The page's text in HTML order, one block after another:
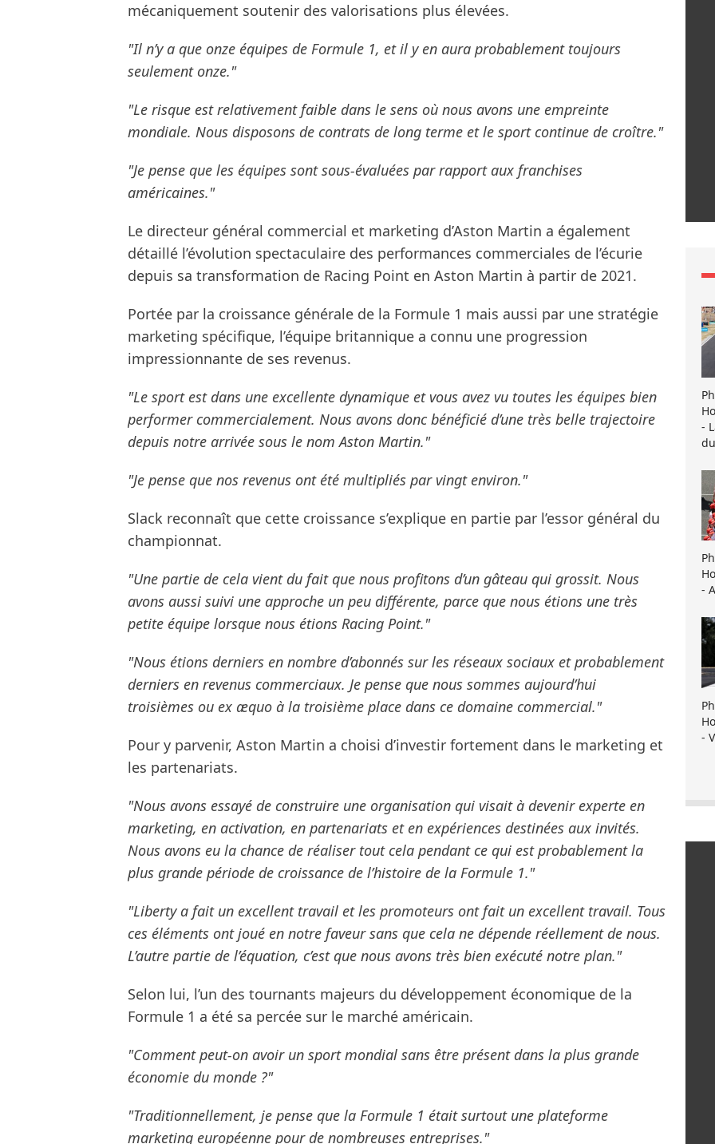
mécaniquement soutenir des valorisations plus élevées.
"Il n’y a que onze équipes de Formule 1, et il y en aura probablement toujours
seulement onze."
"Le risque est relativement faible dans le sens où nous avons une empreinte
mondiale. Nous disposons de contrats de long terme et le sport continue de croître."
"Je pense que les équipes sont sous-évaluées par rapport aux franchises
américaines."
Le directeur général commercial et marketing d’Aston Martin a également
détaillé l’évolution spectaculaire des performances commerciales de l’écurie
depuis sa transformation de Racing Point en Aston Martin à partir de 2021.
Portée par la croissance générale de la Formule 1 mais aussi par une stratégie
marketing spécifique, l’équipe britannique a connu une progression
impressionnante de ses revenus.
"Le sport est dans une excellente dynamique et vous avez vu toutes les équipes bien
performer commercialement. Nous avons donc bénéficié d’une très belle trajectoire
depuis notre arrivée sous le nom Aston Martin."
"Je pense que nos revenus ont été multipliés par vingt environ."
Slack reconnaît que cette croissance s’explique en partie par l’essor général du
championnat.
"Une partie de cela vient du fait que nous profitons d’un gâteau qui grossit. Nous
avons aussi suivi une approche un peu différente, parce que nous étions une très
petite équipe lorsque nous étions Racing Point."
"Nous étions derniers en nombre d’abonnés sur les réseaux sociaux et probablement
derniers en revenus commerciaux. Je pense que nous sommes aujourd’hui
troisièmes ou ex æquo à la troisième place dans ce domaine commercial."
Pour y parvenir, Aston Martin a choisi d’investir fortement dans le marketing et
les partenariats.
"Nous avons essayé de construire une organisation qui visait à devenir experte en
marketing, en activation, en partenariats et en expériences destinées aux invités.
Nous avons eu la chance de réaliser tout cela pendant ce qui est probablement la
plus grande période de croissance de l’histoire de la Formule 1."
"Liberty a fait un excellent travail et les promoteurs ont fait un excellent travail. Tous
ces éléments ont joué en notre faveur sans que cela ne dépende réellement de nous.
L’autre partie de l’équation, c’est que nous avons très bien exécuté notre plan."
Selon lui, l’un des tournants majeurs du développement économique de la
Formule 1 a été sa percée sur le marché américain.
"Comment peut-on avoir un sport mondial sans être présent dans la plus grande
économie du monde ?"
"Traditionnellement, je pense que la Formule 1 était surtout une plateforme
marketing européenne pour de nombreuses entreprises."
-
-
-